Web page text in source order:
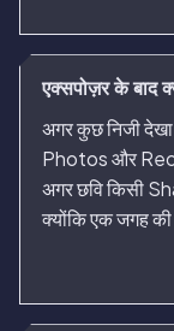
एक्सपोज़र के बाद
अगर कुछ निजी देखा
Photos और
अगर छवि किसी
क्योंकि एक जगह